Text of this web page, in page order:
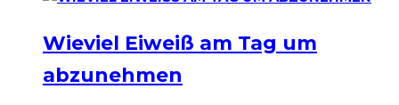
Wieviel Eiweiß am Tag um
abzunehmen